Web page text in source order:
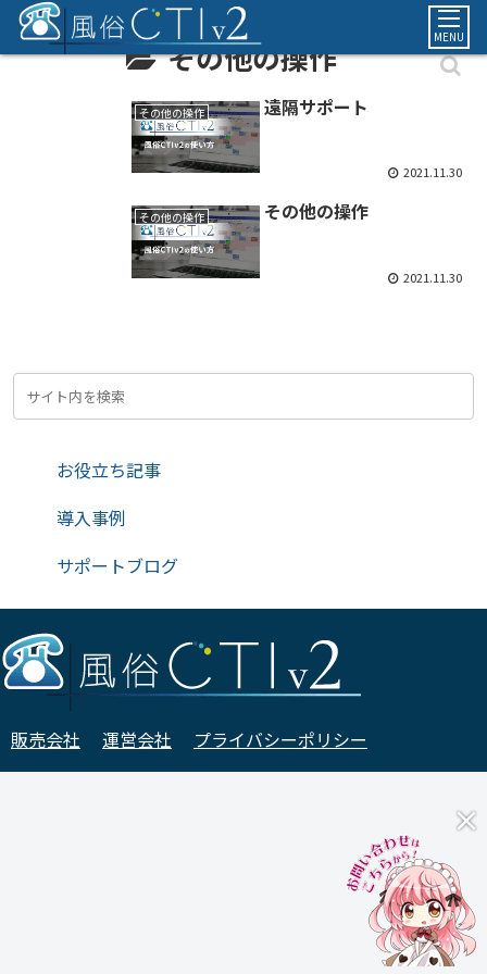
MENU
その他の操作
その他の操作 遠隔サポート
2021.11.30
その他の操作 その他の操作
2021.11.30
お役立ち記事
導入事例
サポートブログ
販売会社 運営会社
プライバシーポリシー
利用規約
特定商取引法に基づく表示
×